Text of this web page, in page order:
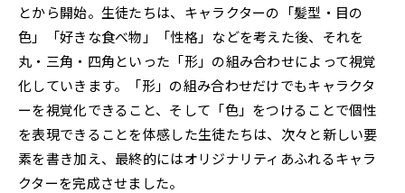
とから開始。生徒たちは、キャラクターの「髪型・目の
色」「好きな食べ物」「性格」などを考えた後、それを
丸・三角・四角といった「形」の組み合わせによって視覚
化していきます。「形」の組み合わせだけでもキャラクタ
ーを視覚化できること、そして「色」をつけることで個性
を表現できることを体感した生徒たちは、次々と新しい要
素を書き加え、最終的にはオリジナリティあふれるキャラ
クターを完成させました。